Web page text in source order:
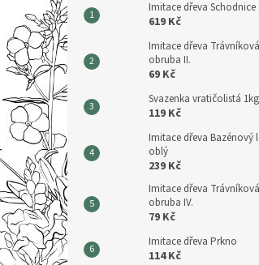
Imitace dřeva Schodnice
619 Kč
Imitace dřeva Trávníková
obruba II.
69 Kč
Svazenka vratičolistá 1kg
119 Kč
Imitace dřeva Bazénový
oblý
239 Kč
Imitace dřeva Trávníková
obruba IV.
79 Kč
Imitace dřeva Prkno
114 Kč